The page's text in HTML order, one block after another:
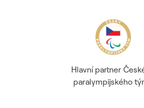
Hlavní partner
paralympijského